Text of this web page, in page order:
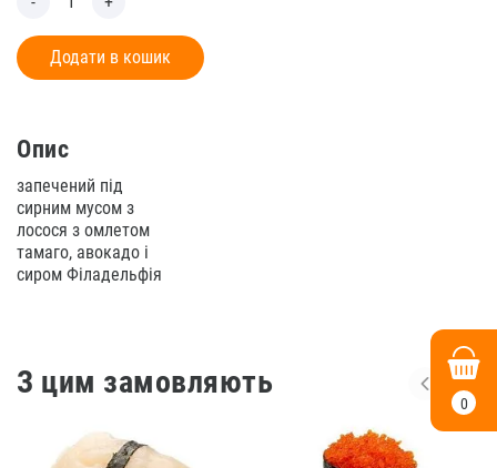
0
Додати в кошик
Опис
запечений під
сирним мусом з
лосося з омлетом
тамаго, авокадо і
сиром Філадельфія
З цим замовляють